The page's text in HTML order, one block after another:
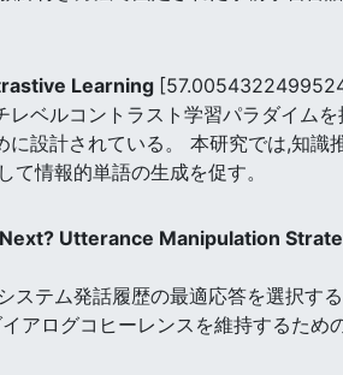
Learning
ベルコントラスト学習パラダイム
設計されている。 本研究では,知識
情報的単語の生成を促す。
Utterance Manipulation
テム発話履歴の最適応答を選択す
アログコヒーレンスを維持するため